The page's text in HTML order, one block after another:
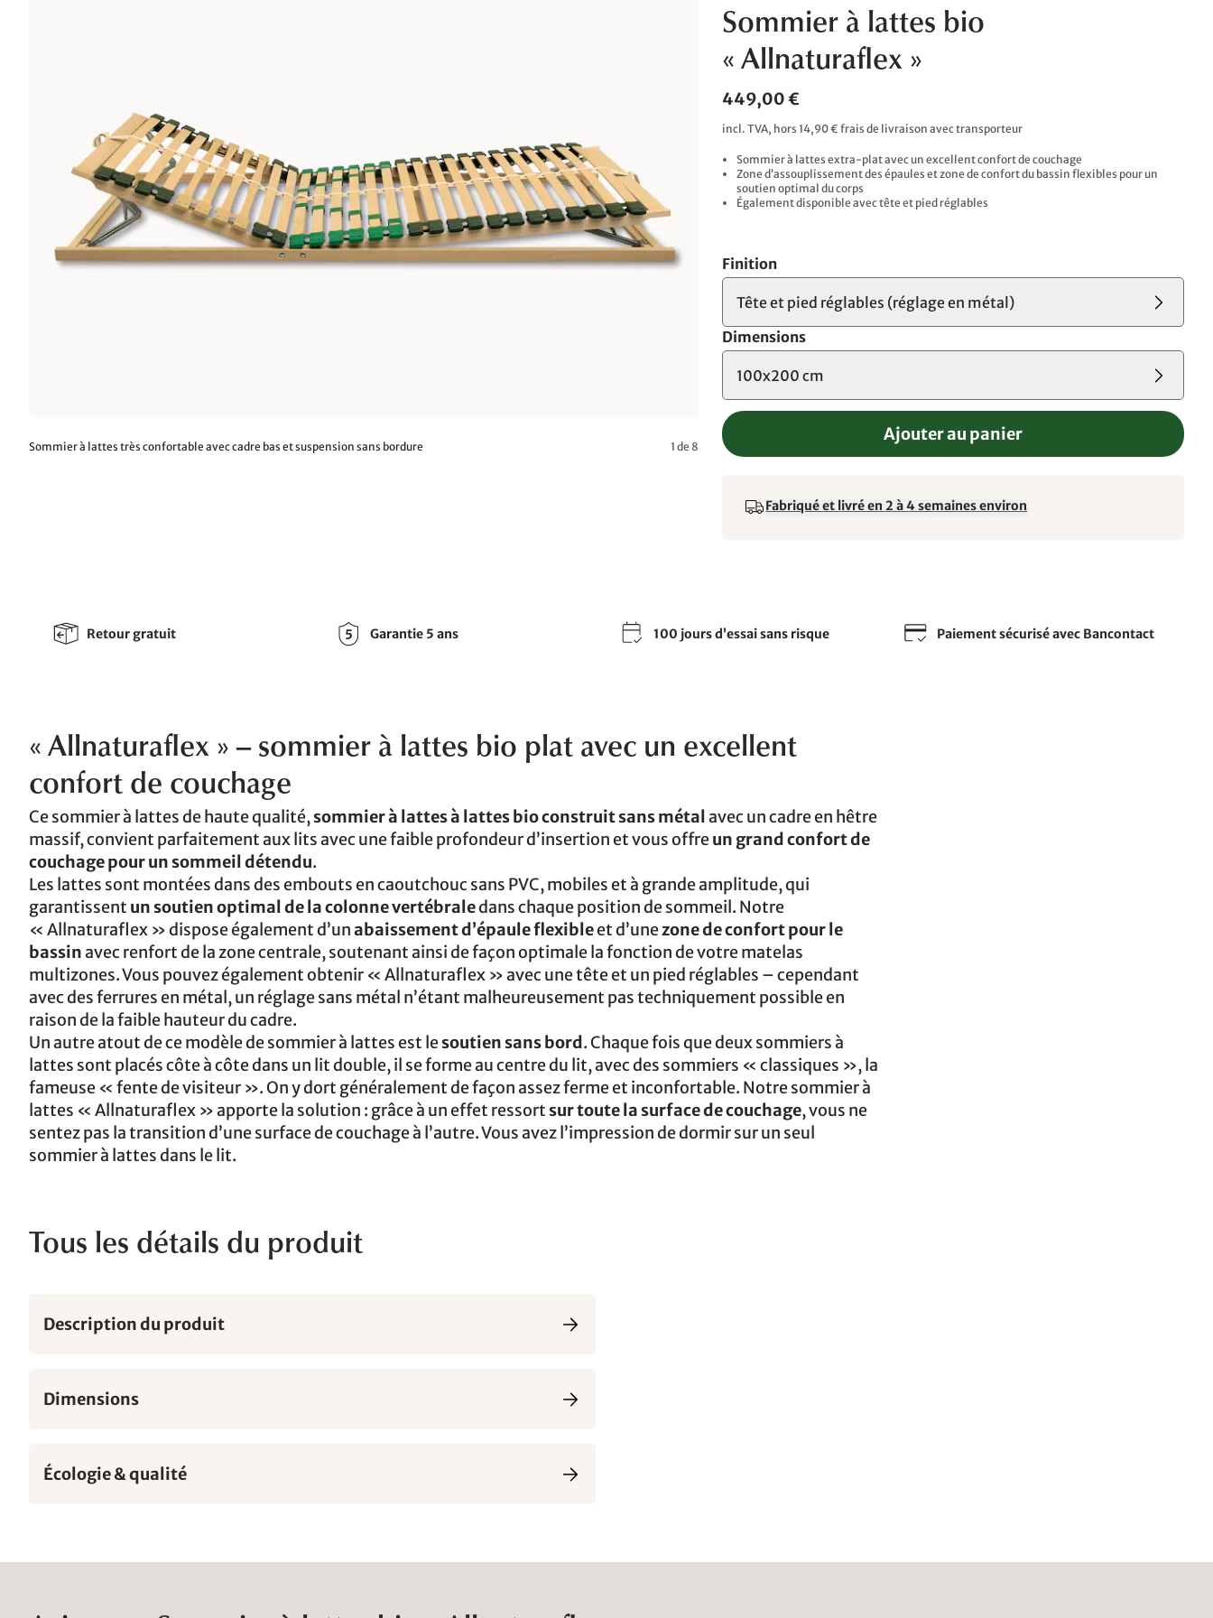
Sommier à lattes très confortable avec cadre bas et suspension sans bordure 1 de 8
Sommier à lattes bio
« Allnaturaflex »
449,00 €
incl. TVA, hors 14,90 € frais de livraison avec transporteur
Sommier à lattes extra-plat avec un excellent confort de couchage
Zone d’assouplissement des épaules et zone de confort du bassin flexibles pour un
soutien optimal du corps
Également disponible avec tête et pied réglables
Finition
Tête et pied réglables (réglage en métal)
Dimensions
100x200 cm
Ajouter au panier
Fabriqué et livré en 2 à 4 semaines environ
Retour gratuit Garantie 5 ans 100 jours d’essai sans risque Paiement sécurisé avec Bancontact
« Allnaturaflex » – sommier à lattes bio plat avec un excellent
confort de couchage
Ce sommier à lattes de haute qualité,sommier à lattes à lattes bio construit sans métal avec un cadre en hêtre
massif, convient parfaitement aux lits avec une faible profondeur d’insertion et vous offreun grand confort de
couchage pour un sommeil détendu.
Les lattes sont montées dans des embouts en caoutchouc sans PVC, mobiles et à grande amplitude, qui
garantissent un soutien optimal de la colonne vertébraledans chaque position de sommeil. Notre
« Allnaturaflex » dispose également d’unabaissement d’épaule flexibleet d’unezone de confort pour le
bassinavec renfort de la zone centrale, soutenant ainsi de façon optimale la fonction de votre matelas
multizones. Vous pouvez également obtenir « Allnaturaflex » avec une tête et un pied réglables – cependant
avec des ferrures en métal, un réglage sans métal n’étant malheureusement pas techniquement possible en
raison de la faible hauteur du cadre.
Un autre atout de ce modèle de sommier à lattes est lesoutien sans bord. Chaque fois que deux sommiers à
lattes sont placés côte à côte dans un lit double, il se forme au centre du lit, avec des sommiers « classiques », la
fameuse « fente de visiteur ». On y dort généralement de façon assez ferme et inconfortable. Notre sommier à
lattes « Allnaturaflex » apporte la solution : grâce à un effet ressort sur toute la surface de couchage, vous ne
sentez pas la transition d’une surface de couchage à l’autre. Vous avez l’impression de dormir sur un seul
sommier à lattes dans le lit.
Tous les détails du produit
Description du produit
Dimensions
Écologie & qualité